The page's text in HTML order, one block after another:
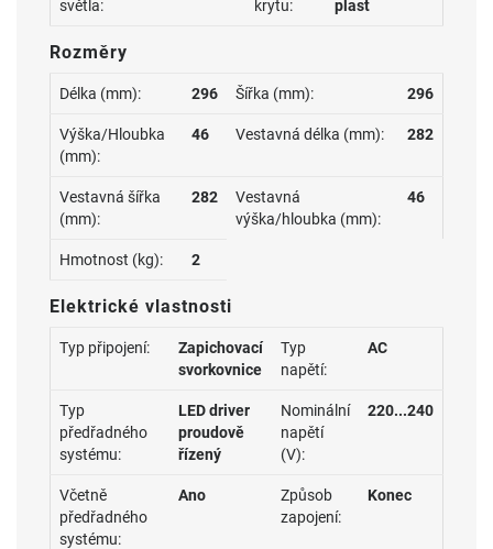
světla:
krytu:
plast
Rozměry
Délka (mm): 296 Šířka (mm): 296
Výška/Hloubka
(mm):
46 Vestavná délka (mm): 282
Vestavná šířka
(mm):
282
Vestavná
výška/hloubka (mm):
46
Hmotnost (kg): 2
Elektrické vlastnosti
Typ připojení:
Zapichovací
svorkovnice
Typ
napětí:
AC
Typ
předřadného
systému:
LED driver
proudově
řízený
Nominální
napětí
(V):
220...240
Včetně
předřadného
systému:
Ano
Způsob
zapojení:
Konec